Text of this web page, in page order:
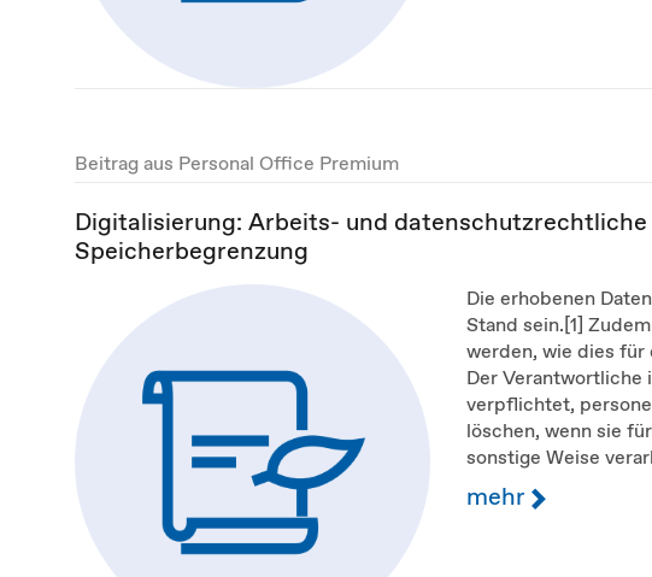
Beitrag aus Personal Office Premium
Digitalisierung: Arbeits- und
Speicherbegrenzung
Die erhobenen
Stand sein.[1]
werden, wie dies
Der Verantwortliche
verpflichtet,
löschen, wenn sie
sonstige Weise
mehr